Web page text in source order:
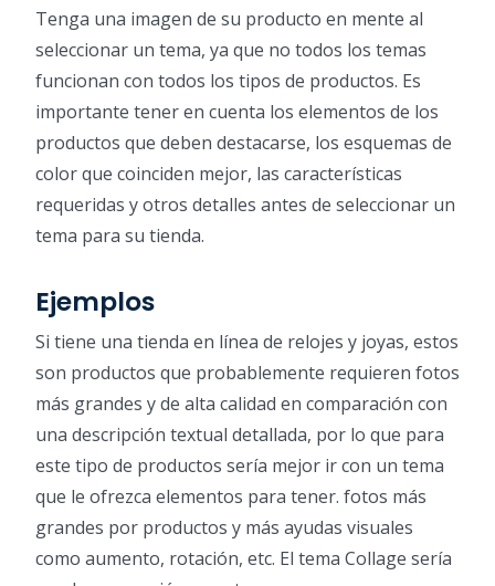
Tenga una imagen de su producto en mente al
seleccionar un tema, ya que no todos los temas
funcionan con todos los tipos de productos. Es
importante tener en cuenta los elementos de los
productos que deben destacarse, los esquemas de
color que coinciden mejor, las características
requeridas y otros detalles antes de seleccionar un
tema para su tienda.
Ejemplos
Si tiene una tienda en línea de relojes y joyas, estos
son productos que probablemente requieren fotos
más grandes y de alta calidad en comparación con
una descripción textual detallada, por lo que para
este tipo de productos sería mejor ir con un tema
que le ofrezca elementos para tener. fotos más
grandes por productos y más ayudas visuales
como aumento, rotación, etc. El tema Collage sería